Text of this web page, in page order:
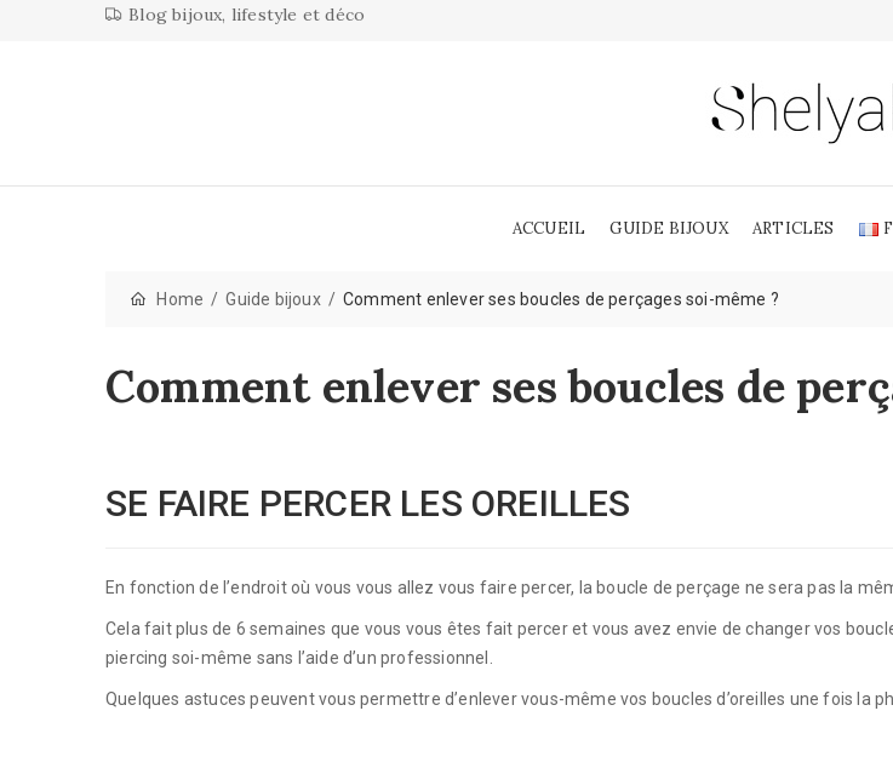
Blog bijoux, lifestyle et déco
ACCUEIL GUIDE BIJOUX ARTICLES
Home Guide bijoux Comment enlever ses boucles de perçages soi-même ?
Comment enlever ses boucles de
SE FAIRE PERCER LES OREILLES
En fonction de l’endroit où vous vous allez vous faire percer, la boucle de perçage ne sera pas la
Cela fait plus de 6 semaines que vous vous êtes fait percer et vous avez envie de changer vos
piercing soi-même sans l’aide d’un professionnel.
Quelques astuces peuvent vous permettre d’enlever vous-même vos boucles d’oreilles une fois la